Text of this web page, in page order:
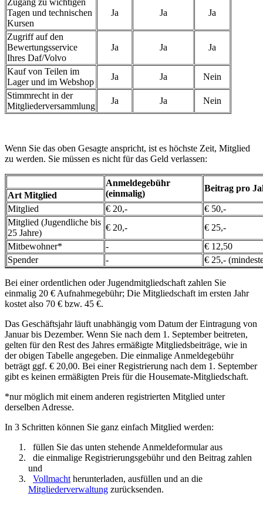
Zugang zu wichtigen
Tagen und technischen
Kursen
Ja Ja Ja
Zugriff auf den
Bewertungsservice
Ihres Daf/Volvo
Ja Ja Ja
Kauf von Teilen im
Lager und im Webshop
Ja Ja
Nein
Stimmrecht in der
Mitgliederversammlung
Ja Ja Nein
Wenn Sie das oben Gesagte anspricht, ist es höchste Zeit, Mitglied
zu werden. Sie müssen es nicht für das Geld verlassen:
Anmeldegebühr
(einmalig)
Beitrag pro
Art Mitglied
Mitglied
€ 20,-
€ 50,-
Mitglied (Jugendliche bis
25 Jahre)
€ 20,-
€ 25,-
Mitbewohner*
-
€ 12,50
Spender
- € 25,-
Bei einer ordentlichen oder Jugendmitgliedschaft zahlen Sie
einmalig 20 € Aufnahmegebühr; Die Mitgliedschaft im ersten Jahr
kostet also 70 € bzw. 45 €.
Das Geschäftsjahr läuft unabhängig vom Datum der Eintragung von
Januar bis Dezember. Wenn Sie nach dem 1. September beitreten,
gelten für den Rest des Jahres ermäßigte Mitgliedsbeiträge, wie in
der obigen Tabelle angegeben. Die einmalige Anmeldegebühr
beträgt ggf. € 20,00. Bei einer Registrierung nach dem 1. September
gibt es keinen ermäßigten Preis für die Housemate-Mitgliedschaft.
*nur möglich mit einem anderen registrierten Mitglied unter
derselben Adresse.
In 3 Schritten können Sie ganz einfach Mitglied werden:
füllen Sie das unten stehende Anmeldeformular aus
die einmalige Registrierungsgebühr und den Beitrag zahlen
und
Vollmacht herunterladen, ausfüllen und an die
Mitgliederverwaltung zurücksenden.